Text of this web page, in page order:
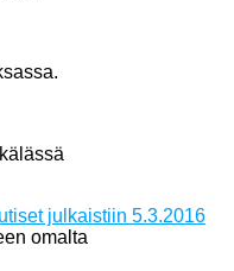
julkaistiin 5.3.2016
omalta